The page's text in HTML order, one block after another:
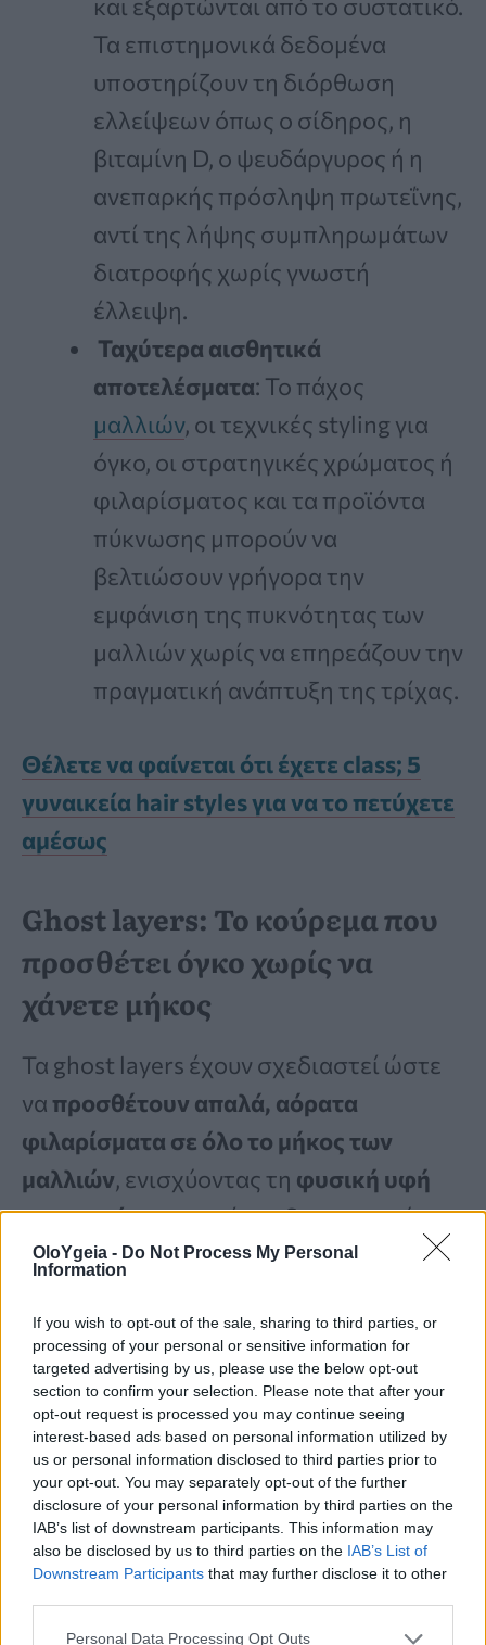
OloYgeia - Do Not Process My Personal
Information
If you wish to opt-out of the sale, sharing to third parties, or
processing of your personal or sensitive information for
targeted advertising by us, please use the below opt-out
section to confirm your selection. Please note that after your
opt-out request is processed you may continue seeing
interest-based ads based on personal information utilized by
us or personal information disclosed to third parties prior to
your opt-out. You may separately opt-out of the further
disclosure of your personal information by third parties on the
IAB’s list of downstream participants. This information may
also be disclosed by us to third parties on the IAB’s List of
Downstream Participants that may further disclose it to other
Personal Data Processing Opt Outs
και εξαρτώνται από το συστατικό.
Τα επιστημονικά δεδομένα
υποστηρίζουν τη διόρθωση
ελλείψεων όπως ο σίδηρος, η
βιταμίνη D, ο ψευδάργυρος ή η
ανεπαρκής πρόσληψη πρωτεΐνης,
αντί της λήψης συμπληρωμάτων
διατροφής χωρίς γνωστή
έλλειψη.
Ταχύτερα αισθητικά
αποτελέσματα: Το πάχος
μαλλιών, οι τεχνικές styling για
όγκο, οι στρατηγικές χρώματος ή
φιλαρίσματος και τα προϊόντα
πύκνωσης μπορούν να
βελτιώσουν γρήγορα την
εμφάνιση της πυκνότητας των
μαλλιών χωρίς να επηρεάζουν την
πραγματική ανάπτυξη της τρίχας.
Θέλετε να φαίνεται ότι έχετε class; 5
γυναικεία hair styles για να το πετύχετε
αμέσως
Ghost layers: Το κούρεμα που
προσθέτει όγκο χωρίς να
χάνετε μήκος
Τα ghost layers έχουν σχεδιαστεί ώστε
να προσθέτουν απαλά, αόρατα
φιλαρίσματα σε όλο το μήκος των
μαλλιών, ενισχύοντας τη φυσική υφή
και τηνκίνησηχωρίς να δημιουργούν
εμφανή ή απότομα επίπεδα.
Η τεχνική αυτή είναι ιδιαίτερα
δημοφιλής σε άτομα μεμακριάμαλλιά
που θέλουν ναανανεώσουν την
εμφάνισή τουςδιατηρώντας παράλληλα
το συνολικό μήκος.
Τα ghost layers είναι μιακλασική
τεχνική κουρέματοςπου συνδυάζει
διακριτή διάσταση μεάψογες στρώσεις